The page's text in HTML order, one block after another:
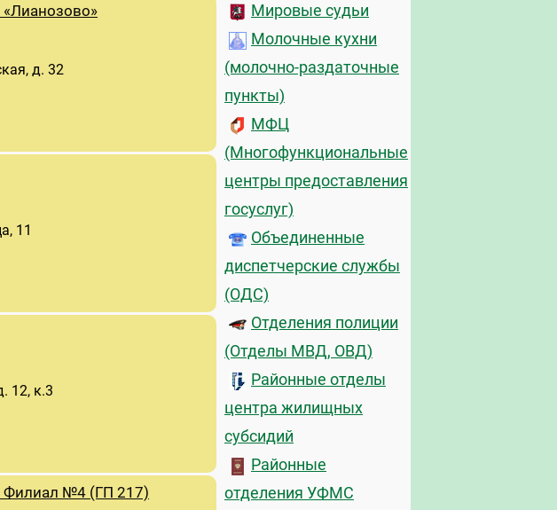
д. 32
11
12, к.3
Филиал №4 (ГП 217)
Мировые судьи
Молочные кухни
(молочно-раздаточные
пункты)
МФЦ
(Многофункциональные
центры предоставления
госуслуг)
Объединенные
диспетчерские службы
(ОДС)
Отделения полиции
(Отделы МВД, ОВД)
Районные отделы
центра жилищных
субсидий
Районные
отделения УФМС